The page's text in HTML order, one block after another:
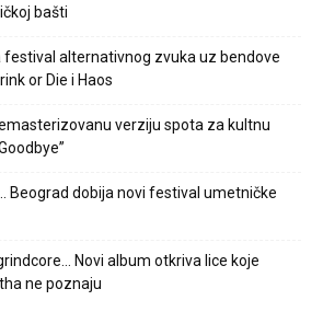
bašti
festival alternativnog zvuka uz bendove
or Die i Haos
verziju spota za kultnu
Beograd dobija novi festival umetničke
Novi album otkriva lice koje
ne poznaju